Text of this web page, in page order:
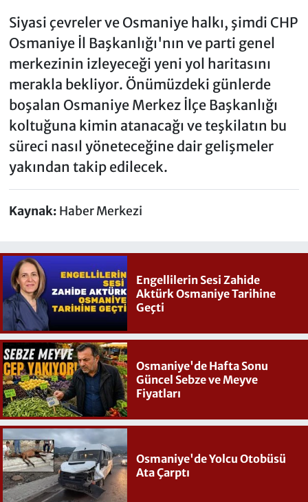
Siyasi çevreler ve Osmaniye halkı, şimdi CHP
Osmaniye İl Başkanlığı'nın ve parti genel
merkezinin izleyeceği yeni yol haritasını
merakla bekliyor. Önümüzdeki günlerde
boşalan Osmaniye Merkez İlçe Başkanlığı
koltuğuna kimin atanacağı ve teşkilatın bu
süreci nasıl yöneteceğine dair gelişmeler
yakından takip edilecek.
Kaynak: Haber Merkezi
Engellilerin Sesi Zahide
Aktürk Osmaniye Tarihine
Geçti
Osmaniye'de Hafta Sonu
Güncel Sebze ve Meyve
Fiyatları
Osmaniye'de Yolcu Otobüsü
Ata Çarptı